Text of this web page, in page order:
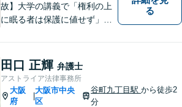
故】大学の講義で「権利の上
に眠る者は保護に値せず」と
使できずにいる方々の力にな
りたいと弁護士を志しまし
た。 これまで多様なご相談に
向き合ってきた経験を活か
し、丁寧かつ柔軟な対応を心
る
田口 正輝 弁護士
アストライア法律事務所
大阪
府
|
大阪市中央
区
谷町九丁目駅から徒歩2
分